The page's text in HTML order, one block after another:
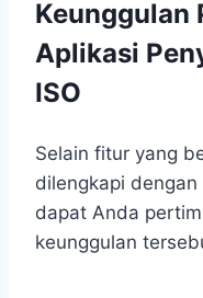
Keunggulan
Aplikasi
ISO
Selain fitur yang
dilengkapi
dapat Anda
keunggulan